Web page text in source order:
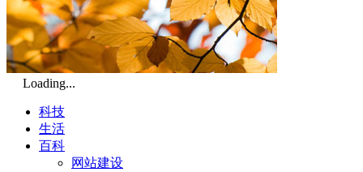
Loading...
科技
生活
百科
网站建设